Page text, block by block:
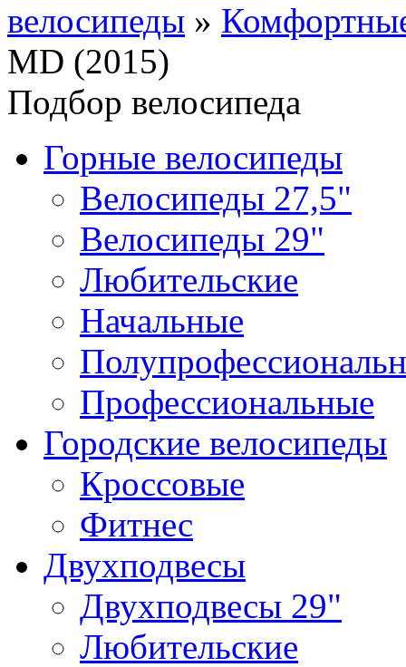
велосипеды »
MD (2015)
Подбор велосипеда
Горные велосипеды
Велосипеды 27,5"
Велосипеды 29"
Любительские
Начальные
Профессиональные
Городские велосипеды
Кроссовые
Фитнес
Двухподвесы
Двухподвесы 29"
Любительские